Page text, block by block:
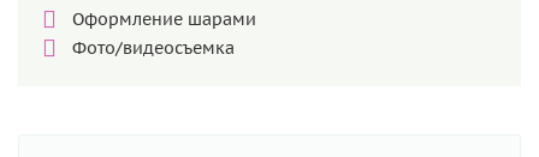
Оформление шарами
Фото/видеосъемка